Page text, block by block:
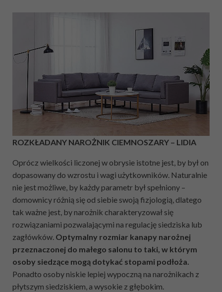
ROZKŁADANY NAROŻNIK CIEMNOSZARY – LIDIA
Oprócz wielkości liczonej w obrysie istotne jest, by był on
dopasowany do wzrostu i wagi użytkowników. Naturalnie
nie jest możliwe, by każdy parametr był spełniony –
domownicy różnią się od siebie swoją fizjologią, dlatego
tak ważne jest, by narożnik charakteryzował się
rozwiązaniami pozwalającymi na regulację siedziska lub
zagłówków. Optymalny rozmiar kanapy narożnej
przeznaczonej do małego salonu to taki, w którym
osoby siedzące mogą dotykać stopami podłoża.
Ponadto osoby niskie lepiej wypoczną na narożnikach z
płytszym siedziskiem, a wysokie z głębokim.